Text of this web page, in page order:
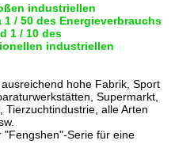
industriellen
/ 50 des Energieverbrauchs
1 / 10 des
industriellen
hohe Fabrik, Sport
Supermarkt,
Tierzuchtindustrie, alle Arten
"Fengshen"-Serie für eine